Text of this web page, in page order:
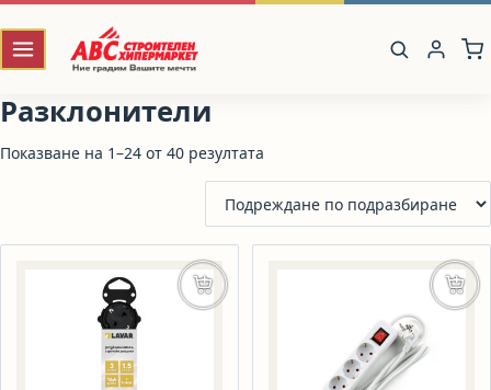
Разклонители
Показване на 1–24 от 40 резултата
Добавяне в количката